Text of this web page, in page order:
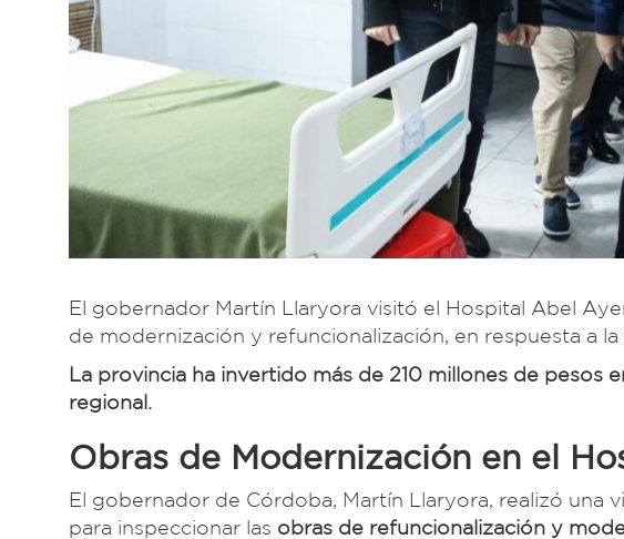
El gobernador Martín Llaryora visitó el Hospital Abel
de modernización y refuncionalización, en respuesta a la
La provincia ha invertido más de 210 millones de pesos
regional.
Obras de Modernización en el
El gobernador de Córdoba, Martín Llaryora, realizó una
para inspeccionar las obras de refuncionalización y